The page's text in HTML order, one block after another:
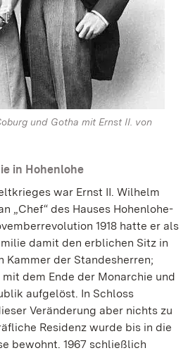
und Gotha mit Ernst II. von
in Hohenlohe
war Ernst II. Wilhelm
„Chef“ des Hauses Hohenlohe-
1918 hatte er als
damit den erblichen Sitz in
der Standesherren;
dem Ende der Monarchie und
aufgelöst. In Schloss
Veränderung aber nichts zu
Residenz wurde bis in die
bewohnt. 1967 schließlich